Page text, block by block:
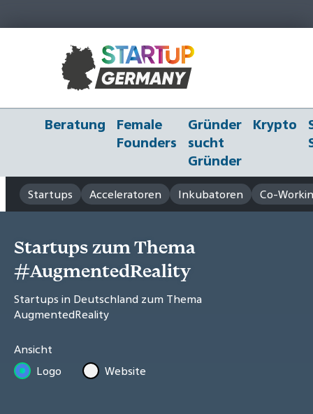
Beratung
Female
Founders
Gründer
sucht
Gründer
Krypto
Startups Acceleratoren Inkubatoren Co-
Startups zum Thema
#AugmentedReality
Startups in Deutschland zum Thema
AugmentedReality
Ansicht
Logo
Website